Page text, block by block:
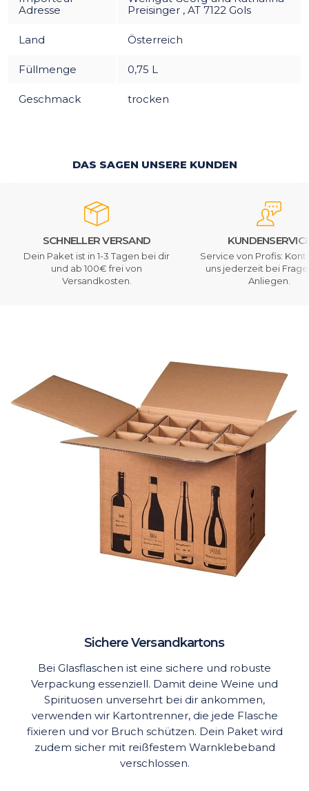
Adresse
Preisinger , AT 7122 Gols
Land Österreich
Füllmenge 0,75 L
Geschmack trocken
DAS SAGEN UNSERE KUNDEN
SCHNELLER VERSAND
Dein Paket ist in 1-3 Tagen bei dir
und ab 100€ frei von
Versandkosten.
Service von Profis:
uns jederzeit bei
Anliegen.
Sichere Versandkartons
Bei Glasflaschen ist eine sichere und robuste
Verpackung essenziell. Damit deine Weine und
Spirituosen unversehrt bei dir ankommen,
verwenden wir Kartontrenner, die jede Flasche
fixieren und vor Bruch schützen. Dein Paket wird
zudem sicher mit reißfestem Warnklebeband
verschlossen.